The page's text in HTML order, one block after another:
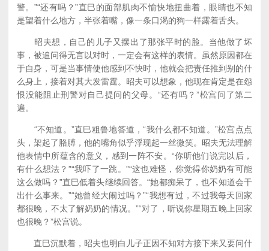
警。”“还有吗？”直巳的面部肌肉不愉快地扭曲着，眼睛也不知
是望着什么地方，半张着嘴，像一条口渴的狗一样露着舌头。
昭夫想，自己的儿子又摆出了那张平时的脸。当他做了坏
事，被追问得无言以对时，一定会有这样的表情。虽然原因都在
于自身，可是当事情使他感到不快时，他就会把责任推到别的什
么身上，接着对其大发雷霆。昭夫可以想象，他现在肯定是在怨
恨没能阻止刑警对自己提问的父母。“还有吗？”松宫问了第二
遍。
“不知道。”直巳粗鲁地答道，“我什么都不知道。”松宫点点
头，架起了胳膊，他的嘴角似乎浮现起一丝微笑。昭夫无法理解
他表情中所蕴含的意义，感到一阵不安。“你听他们说完以后，
有什么想法？”“我吓了一跳。”“这也难怪，你觉得你奶奶有可能
这么做吗？”直巳低着头继续回答。“她都痴呆了，也不知道会干
出什么事来。”“她曾经大闹过吗？”“我想有过，不过我每天回家
都很晚，不太了解奶奶的情况。”“对了，听说你星期五晚上回家
也很晚？”松宫说。
直巳沉默着，昭夫也明白儿子正因不知对方接下来又要问什